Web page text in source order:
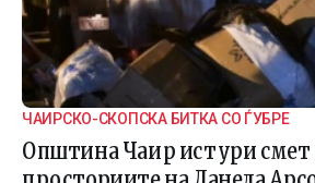
ЧАИРСКО-СКОПСКА БИТКА СО ЃУБРЕ
Општина Чаир истури смет